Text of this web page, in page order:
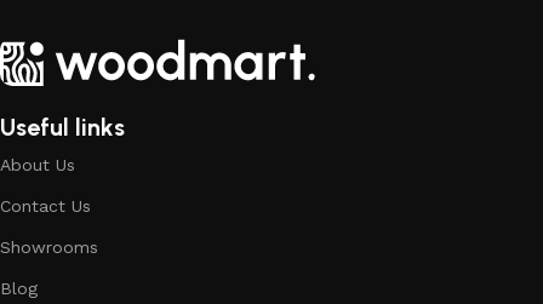
Useful links
About Us
Contact Us
Showrooms
Blog